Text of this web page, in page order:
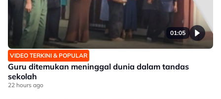
01:05
VIDEO TERKINI & POPULAR
Guru ditemukan meninggal dunia dalam tandas
sekolah
22 hours ago